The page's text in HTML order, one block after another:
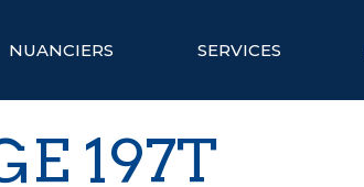
NUANCIERS SERVICES
197T